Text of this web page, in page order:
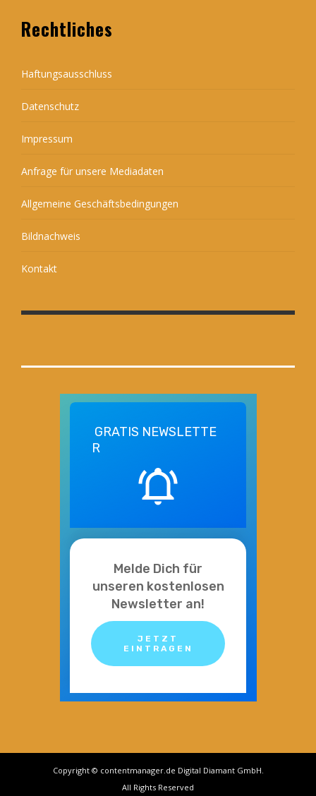
Rechtliches
Haftungsausschluss
Datenschutz
Impressum
Anfrage für unsere Mediadaten
Allgemeine Geschäftsbedingungen
Bildnachweis
Kontakt
GRATIS NEWSLETTE
R
Melde Dich für
unseren kostenlosen
Newsletter an!
JETZT
EINTRAGEN
Copyright © contentmanager.de Digital Diamant GmbH.
All Rights Reserved